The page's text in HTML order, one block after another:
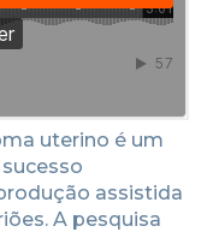
uterino é um
assistida
A pesquisa